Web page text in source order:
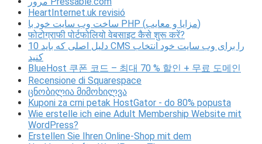
HeartInternet.uk revisió
ساخت وب سایت خود با PHP (مزایا و معایب)
फोटोग्राफी पोर्टफोलियो वेबसाइट कैसे शुरू करें?
10 دلیل اصلی که باید CMS را برای وب سایت خود انتخاب
کنید
BlueHost 쿠폰 코드 – 최대 70 % 할인 + 무료 도메인
Recensione di Squarespace
ცნობილია მიმოხილვა
Kuponi za crni petak HostGator - do 80% popusta
Wie erstelle ich eine Adult Membership Website mit
WordPress?
Erstellen Sie Ihren Online-Shop mit dem